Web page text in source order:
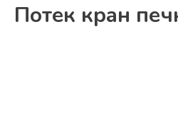
Потек кран